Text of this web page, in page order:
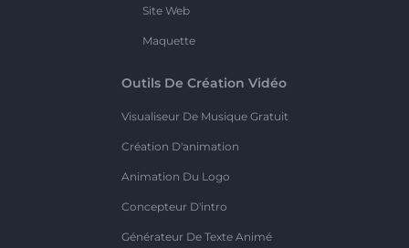
Site Web
Maquette
Outils De Création Vidéo
Visualiseur De Musique Gratuit
Création D'animation
Animation Du Logo
Concepteur D'intro
Générateur De Texte Animé